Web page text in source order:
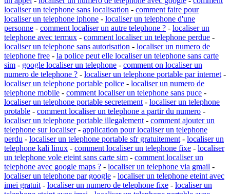
localiser un telephone sans localisation - comment faire pour
localiser un telephone iphone - localiser un telephone d'une
personne - comment localiser un autre telephone ? - localiser un
telephone avec termux - comment localiser un telephone perdue -
localiser un telephone sans autorisation - localiser un numero de
telephone free - la police peut elle localiser un telephone sans carte
sim - google localiser un telephone - comment on localiser un
numero de telephone ? - localiser un telephone portable par internet -
localiser un telephone portable police - localiser un numero de
telephone mobile - comment localiser un telephone sans puce -
localiser un telephone portable secretement - localiser un telephone
protable - comment localiser un telephone a partir du numero -
localiser un telephone portable illegalement - comment ajouter un
telephone sur localiser- application pour localiser un telephone
perdu - localiser un telephone portable sfr gratuitement - localiser un
telephone kali linux - comment localiser un telephone fixe - localiser
un telephone vole eteint sans carte sim - comment localiser un
telephone avec google maps ? - localiser un telephone via gmail -
localiser un telephone par google - localiser un telephone eteint avec
imei gratuit - localiser un numero de telephone fixe - localiser un